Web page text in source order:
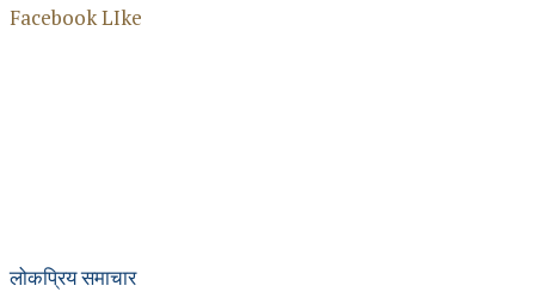
Facebook LIke
लोकप्रिय समाचार